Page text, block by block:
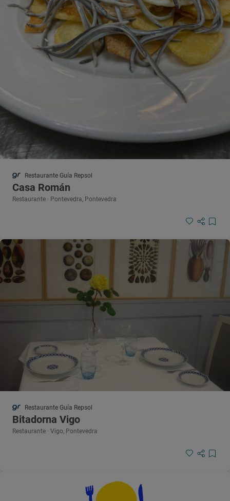
Restaurante Guía Repsol
Casa Román
Restaurante · Pontevedra, Pontevedra
Restaurante Guía Repsol
Bitadorna Vigo
Restaurante · Vigo, Pontevedra